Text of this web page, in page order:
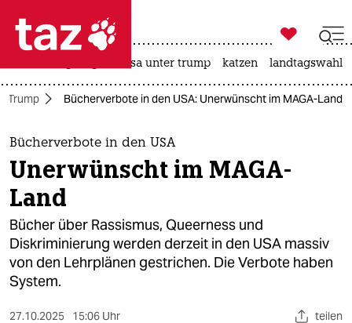
 taz zahl ich
taz zahl ich
themen
politik
öko
gesellschaft
kultur

taz zahl ich
usa unter trump katzen landtagswahl
Trump Bücherverbote in den USA: Unerwünscht im MAGA-Land
Bücherverbote in den USA
Unerwünscht im MAGA-
Land
Bücher über Rassismus, Queerness und
Diskriminierung werden derzeit in den USA massiv
von den Lehrplänen gestrichen. Die Verbote haben
System.
27.10.2025 15:06 Uhr teilen